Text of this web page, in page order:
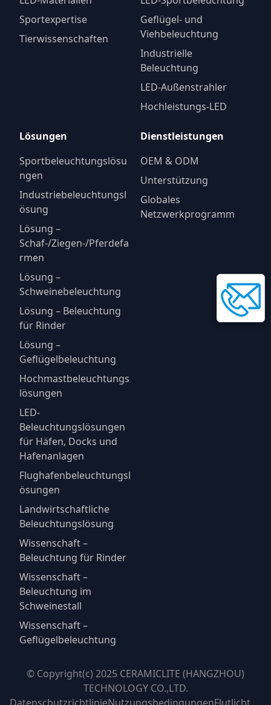
Sportexpertise
Tierwissenschaften
Geflügel- und
Viehbeleuchtung
Industrielle
Beleuchtung
LED-Außenstrahler
Hochleistungs-LED
Lösungen
Sportbeleuchtungslösu
ngen
Industriebeleuchtungsl
ösung
Lösung –
Schaf-/Ziegen-/Pferdefa
rmen
Lösung –
Schweinebeleuchtung
Lösung – Beleuchtung
für Rinder
Lösung –
Geflügelbeleuchtung
Hochmastbeleuchtungs
lösungen
LED-
Beleuchtungslösungen
für Häfen, Docks und
Hafenanlagen
Flughafenbeleuchtungsl
ösungen
Landwirtschaftliche
Beleuchtungslösung
Wissenschaft –
Beleuchtung für Rinder
Wissenschaft –
Beleuchtung im
Schweinestall
Wissenschaft –
Geflügelbeleuchtung
Dienstleistungen
OEM & ODM
Unterstützung
Globales
Netzwerkprogramm
© Copyright(c) 2025 CERAMICLITE (HANGZHOU)
TECHNOLOGY CO.,LTD.